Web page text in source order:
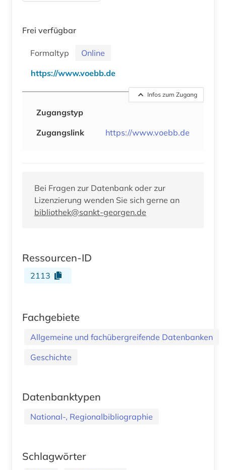
Frei verfügbar
Formaltyp
Online
https://www.voebb.de
Infos zum Zugang
Zugangstyp
Zugangslink
https://www.voebb.de
Bei Fragen zur Datenbank oder zur
Lizenzierung wenden Sie sich gerne an
bibliothek@sankt-georgen.de
Ressourcen-ID
2113
Fachgebiete
Allgemeine und fachübergreifende Datenbanken
Geschichte
Datenbanktypen
National-, Regionalbibliographie
Schlagwörter